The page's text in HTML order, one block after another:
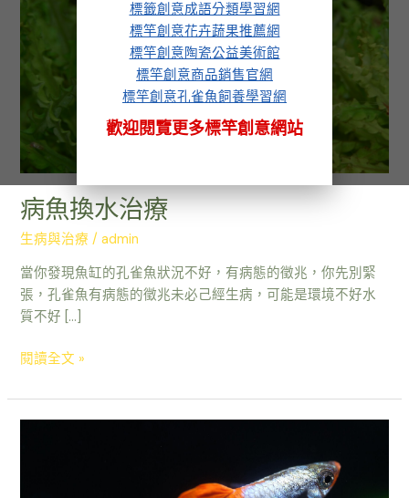
標籤創意成語分類學習網
標竿創意花卉蔬果推薦網
標竿創意陶瓷公益美術館
標竿創意商品銷售官網
標竿創意孔雀魚飼養學習網
歡迎閱覽更多標竿創意網站
病魚換水治療
生病與治療 /admin
當你發現魚缸的孔雀魚狀況不好，有病態的徵兆，你先別緊
張，孔雀魚有病態的徵兆未必己經生病，可能是環境不好水
質不好 […]
治
閱讀全文 »